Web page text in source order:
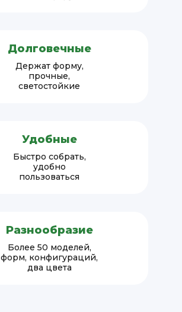
Долговечные
Держат форму,
прочные,
светостойкие
Удобные
Быстро собрать,
удобно
пользоваться
Разнообразие
Более 50 моделей,
форм, конфигураций,
два цвета